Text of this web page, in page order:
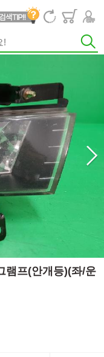
램프(안개등)(좌/운